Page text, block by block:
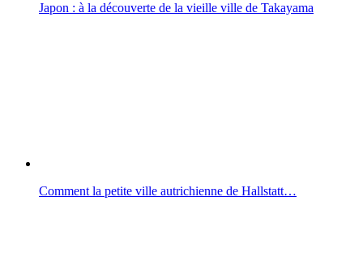
Japon : à la découverte de la vieille ville de Takayama
Comment la petite ville autrichienne de Hallstatt…